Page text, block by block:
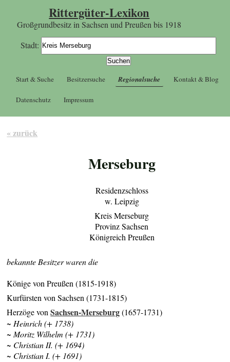
Rittergüter-Lexikon
Großgrundbesitz in Sachsen und Preußen bis 1918
Stadt:
Start & Suche Besitzersuche Regionalsuche Kontakt & Blog
Datenschutz Impressum
« zurück
Merseburg
Residenzschloss
w. Leipzig
Kreis Merseburg
Provinz Sachsen
Königreich Preußen
bekannte Besitzer waren die
Könige von Preußen (1815-1918)
Kurfürsten von Sachsen (1731-1815)
Herzöge vonSachsen-Merseburg(1657-1731)
~ Heinrich (+ 1738)
~ Moritz Wilhelm (+ 1731)
~ Christian II. (+ 1694)
~ Christian I. (+ 1691)